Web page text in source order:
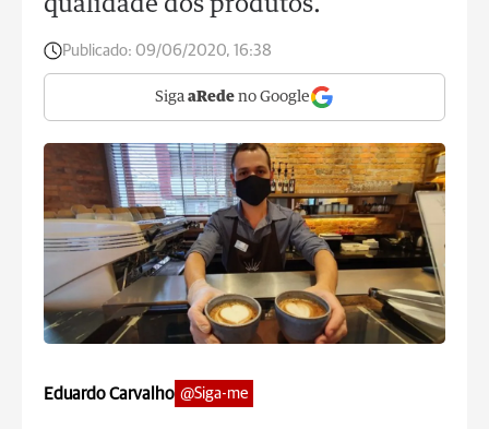
qualidade dos produtos.
Publicado: 09/06/2020, 16:38
Siga aRede no Google
Eduardo Carvalho @Siga-me